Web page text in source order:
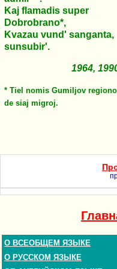
Kaj flamadis super
Dobrobrano*,
Kvazau vund' sanganta,
sunsubir'.
1964,
* Tiel nomis Gumiljov
de siaj migroj.
О ВСЕОБЩЕМ ЯЗЫКЕ
О РУССКОМ ЯЗЫКЕ